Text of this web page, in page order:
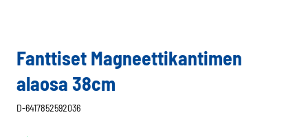
Fanttiset Magneettikantimen
alaosa 38cm
D-6417852592036